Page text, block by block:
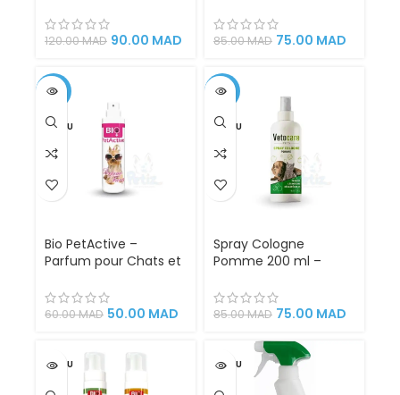
Super absorbants,
traverses 60x90cm
propreté des chiots en
phase de toilettage
120.00MAD 90.00 MAD 85.00MAD 75.00 MAD
-17%
VENDU
Bio PetActive –
Parfum pour Chats et
Élégance
60.00MAD 50.00 MAD
-12%
VENDU
Spray Cologne
Pomme 200 ml –
Chien et Chat
85.00MAD 75.00 MAD
VENDU VENDU